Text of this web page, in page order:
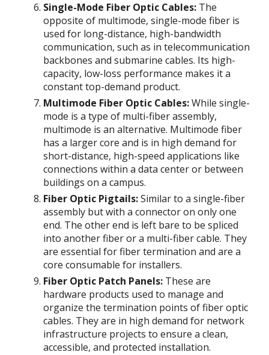
Single-Mode Fiber Optic Cables: The
opposite of multimode, single-mode fiber is
used for long-distance, high-bandwidth
communication, such as in telecommunication
backbones and submarine cables. Its high-
capacity, low-loss performance makes it a
constant top-demand product.
Multimode Fiber Optic Cables:While single-
mode is a type of multi-fiber assembly,
multimode is an alternative. Multimode fiber
has a larger core and is in high demand for
short-distance, high-speed applications like
connections within a data center or between
buildings on a campus.
Fiber Optic Pigtails:Similar to a single-fiber
assembly but with a connector on only one
end. The other end is left bare to be spliced
into another fiber or a multi-fiber cable. They
are essential for fiber termination and are a
core consumable for installers.
Fiber Optic Patch Panels: These are
hardware products used to manage and
organize the termination points of fiber optic
cables. They are in high demand for network
infrastructure projects to ensure a clean,
accessible, and protected installation.